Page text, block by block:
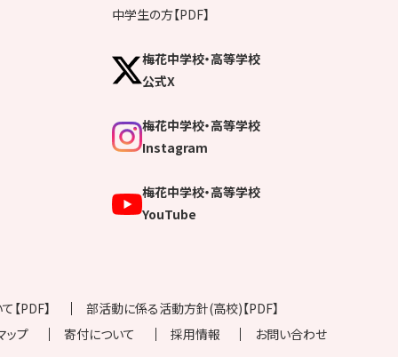
中学生の方【PDF】
梅花中学校・高等学校
公式X
梅花中学校・高等学校
Instagram
梅花中学校・高等学校
YouTube
【PDF】
部活動に係る活動方針(高校)【PDF】
ップ
寄付について 採用情報 お問い合わせ